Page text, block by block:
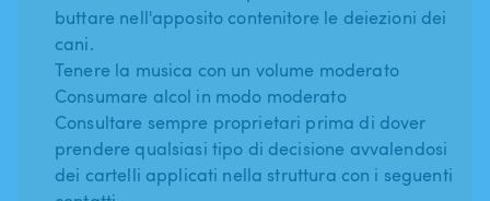
buttare nell'apposito contenitore le deiezioni dei
cani.
Tenere la musica con un volume moderato
Consumare alcol in modo moderato
Consultare sempre proprietari prima di dover
prendere qualsiasi tipo di decisione avvalendosi
dei cartelli applicati nella struttura con i seguenti